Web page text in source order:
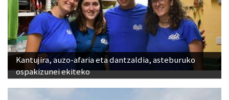
Kantujira, auzo-afaria eta dantzaldia, asteburuko
ospakizunei ekiteko